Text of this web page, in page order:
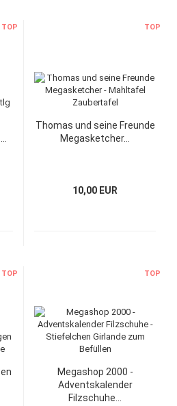
TOP TOP
Thomas und seine Freunde
Megasketcher...
10,00 EUR
TOP TOP
Megashop 2000 -
Adventskalender
Filzschuhe...